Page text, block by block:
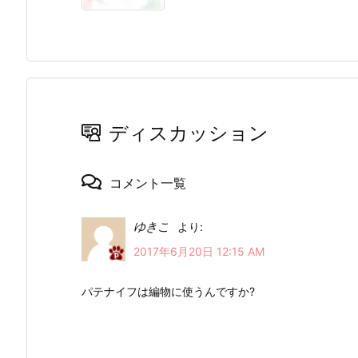
ディスカッション
コメント一覧
ゆきこ
より:
2017年6月20日 12:15 AM
パテナイフは編物に使うんですか?